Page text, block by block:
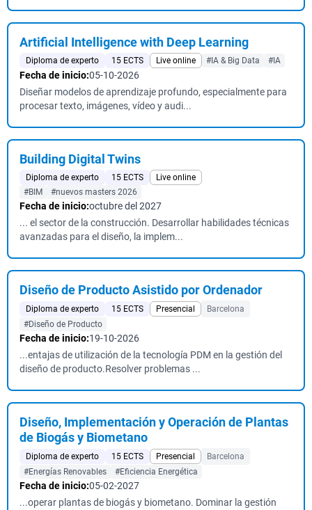
Artificial Intelligence with Deep Learning
Diploma de experto 15 ECTS Live online #IA & Big Data #IA
Fecha de inicio:05-10-2026
Diseñar modelos de aprendizaje profundo, especialmente para
procesar texto, imágenes, vídeo y audi...
Building Digital Twins
Diploma de experto 15 ECTS
Live online
#BIM
#nuevos masters 2026
Fecha de inicio:octubre del 2027
... el sector de la construcción. Desarrollar habilidades técnicas
avanzadas para el diseño, la implem...
Diseño de Producto Asistido por Ordenador
Diploma de experto 15 ECTS Presencial
Barcelona
#Diseño de Producto
Fecha de inicio:19-10-2026
...entajas de utilización de la tecnología PDM en la gestión del
diseño de producto.Resolver problemas ...
Diseño, Implementación y Operación de Plantas
de Biogás y Biometano
Diploma de experto 15 ECTS Presencial
Barcelona
#Energías Renovables
#Eficiencia Energética
Fecha de inicio:05-02-2027
...operar plantas de biogás y biometano. Dominar la gestión